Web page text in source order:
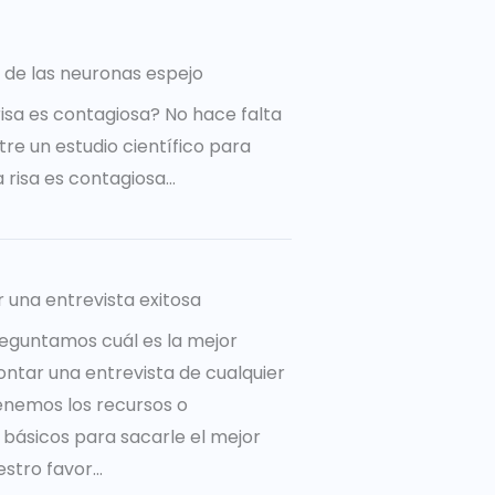
las neuronas espejo
es contagiosa? No hace falta
un estudio científico para
es contagiosa…
una entrevista exitosa
cuál es la mejor
una entrevista de cualquier
los recursos o
para sacarle el mejor
favor...